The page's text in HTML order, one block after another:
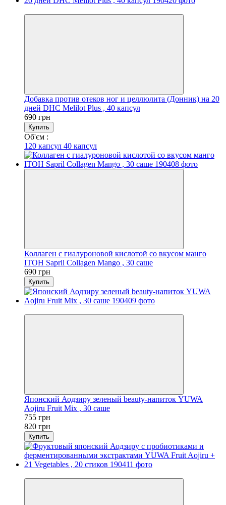
Добавка против отеков ног и целлюлита (Донник) на 20
дней DHC Melilot Plus , 40 капсул
690 грн
Купить
Об'єм :
120 капсул 40 капсул
Коллаген с гиалуроновой кислотой со вкусом манго
ITOH Sapril Collagen Mango , 30 саше
690 грн
Купить
Японский Аодзиру зеленый beauty-напиток YUWA
Aojiru Fruit Mix , 30 саше
755 грн
820 грн
Купить